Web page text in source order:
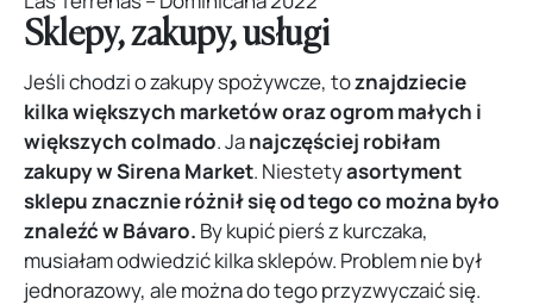
Sklepy, zakupy, usługi
Jeśli chodzi o zakupy spożywcze, toznajdziecie
kilka większych marketów oraz ogrom małych i
większych colmado. Janajczęściej robiłam
zakupy wSirena Market. Niestetyasortyment
sklepu znacznie różnił się od tego co można było
znaleźć w Bávaro. By kupić pierś z kurczaka,
musiałam odwiedzić kilka sklepów. Problem nie był
jednorazowy, ale można do tego przyzwyczaić się.